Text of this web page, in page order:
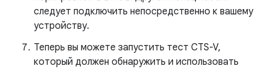
следует подключить непосредственно к вашему
устройству.
Теперь вы можете запустить тест CTS-V,
который должен обнаружить и использовать